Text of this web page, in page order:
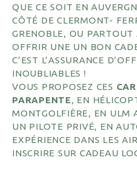
QUE CE SOIT EN
CÔTÉ DE CLERMONT-
GRENOBLE, OU PARTOUT
OFFRIR UNE UN BON
C’EST L’ASSURANCE
INOUBLIABLES !
VOUS PROPOSEZ CES
PARAPENTE, EN
MONTGOLFIÈRE, EN ULM
UN PILOTE PRIVÉ, EN
EXPÉRIENCE DANS LES
INSCRIRE SUR CADEAU